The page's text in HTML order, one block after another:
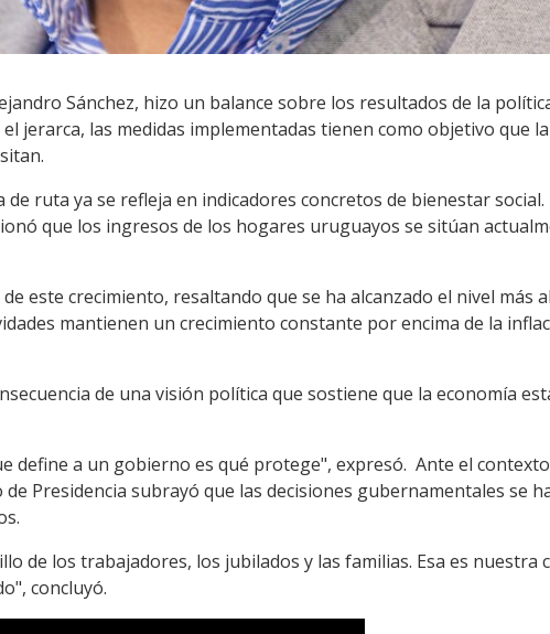
Sánchez, hizo un balance sobre los resultados de la
jerarca, las medidas implementadas tienen como objetivo que
de ruta ya se refleja en indicadores concretos de bienestar
que los ingresos de los hogares uruguayos se sitúan
este crecimiento, resaltando que se ha alcanzado el nivel más
mantienen un crecimiento constante por encima de la
de una visión política que sostiene que la economía
define a un gobierno es qué protege", expresó. Ante el
Presidencia subrayó que las decisiones gubernamentales se
de los trabajadores, los jubilados y las familias. Esa es nuestra
concluyó.